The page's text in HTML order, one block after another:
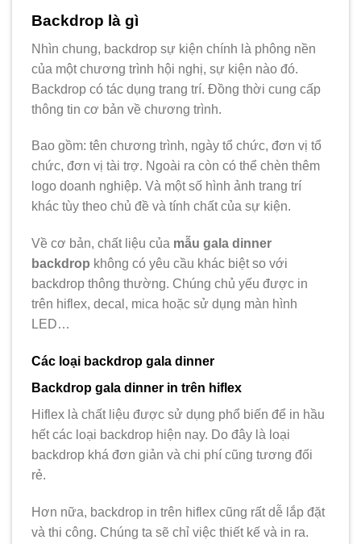
Backdrop là gì
Nhìn chung, backdrop sự kiện chính là phông nền
của một chương trình hội nghị, sự kiện nào đó.
Backdrop có tác dụng trang trí. Đồng thời cung cấp
thông tin cơ bản về chương trình.
Bao gồm: tên chương trình, ngày tổ chức, đơn vị tổ
chức, đơn vị tài trợ. Ngoài ra còn có thể chèn thêm
logo doanh nghiệp. Và một số hình ảnh trang trí
khác tùy theo chủ đề và tính chất của sự kiện.
Về cơ bản, chất liệu của mẫu gala dinner
backdrop không có yêu cầu khác biệt so với
backdrop thông thường. Chúng chủ yếu được in
trên hiflex, decal, mica hoặc sử dụng màn hình
LED…
Các loại backdrop gala dinner
Backdrop gala dinner in trên hiflex
Hiflex là chất liệu được sử dụng phổ biến để in hầu
hết các loại backdrop hiện nay. Do đây là loại
backdrop khá đơn giản và chi phí cũng tương đối
rẻ.
Hơn nữa, backdrop in trên hiflex cũng rất dễ lắp đặt
và thi công. Chúng ta sẽ chỉ việc thiết kế và in ra.